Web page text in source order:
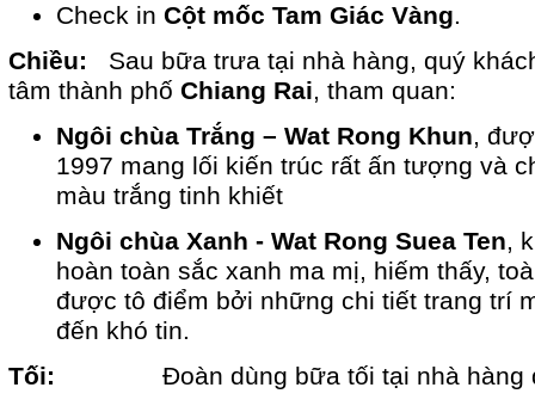
Check in Cột mốc Tam Giác Vàng.
Chiều: Sau bữa trưa tại nhà hàng, quý
tâm thành phố Chiang Rai, tham quan:
Ngôi chùa Trắng – Wat Rong Khun,
1997 mang lối kiến trúc rất ấn tượng và
màu trắng tinh khiết
Ngôi chùa Xanh - Wat Rong Suea Ten,
hoàn toàn sắc xanh ma mị, hiếm thấy,
được tô điểm bởi những chi tiết trang trí
đến khó tin.
Tối: Đoàn dùng bữa tối tại nhà hàng